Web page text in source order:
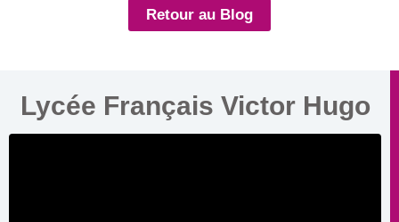
Retour au Blog
Lycée Français Victor Hugo